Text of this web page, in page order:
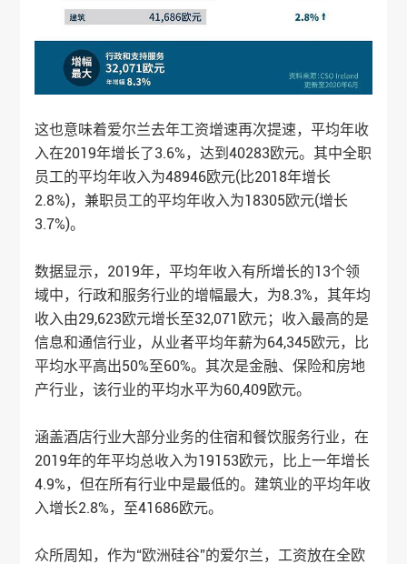
这也意味着爱尔兰去年工资增速再次提速，平均年收
入在2019年增长了3.6%，达到40283欧元。其中全职
员工的平均年收入为48946欧元(比2018年增长
2.8%)，兼职员工的平均年收入为18305欧元(增长
3.7%)。
数据显示，2019年，平均年收入有所增长的13个领
域中，行政和服务行业的增幅最大，为8.3%，其年均
收入由29,623欧元增长至32,071欧元；收入最高的是
信息和通信行业，从业者平均年薪为64,345欧元，比
平均水平高出50%至60%。其次是金融、保险和房地
产行业，该行业的平均水平为60,409欧元。
涵盖酒店行业大部分业务的住宿和餐饮服务行业，在
2019年的年平均总收入为19153欧元，比上一年增长
4.9%，但在所有行业中是最低的。建筑业的平均年收
入增长2.8%，至41686欧元。
众所周知，作为“欧洲硅谷”的爱尔兰，工资放在全欧